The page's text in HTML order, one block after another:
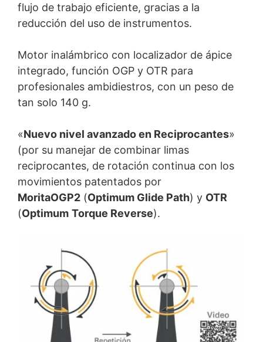
flujo de trabajo eficiente, gracias a la
reducción del uso de instrumentos.
Motor inalámbrico con localizador de ápice
integrado, función OGP y OTR para
profesionales ambidiestros, con un peso de
tan solo 140 g.
«Nuevo nivel avanzado en Reciprocantes»
(por su manejar de combinar limas
reciprocantes, de rotación continua con los
movimientos patentados por
MoritaOGP2 (Optimum Glide Path) y OTR
(Optimum Torque Reverse).